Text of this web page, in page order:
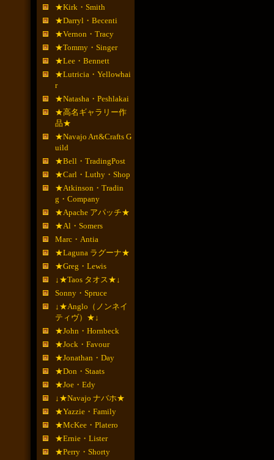
★Kirk・Smith
★Darryl・Becenti
★Vernon・Tracy
★Tommy・Singer
★Lee・Bennett
★Lutricia・Yellowhai
r
★Natasha・Peshlakai
★高名ギャラリー作
品★
★Navajo Art&Crafts G
uild
★Bell・TradingPost
★Carl・Luthy・Shop
★Atkinson・Tradin
g・Company
★Apache アパッチ★
★Al・Somers
Marc・Antia
★Laguna ラグーナ★
★Greg・Lewis
↓★Taos タオス★↓
Sonny・Spruce
↓★Anglo（ノンネイ
ティヴ）★↓
★John・Hornbeck
★Jock・Favour
★Jonathan・Day
★Don・Staats
★Joe・Edy
↓★Navajo ナバホ★
★Yazzie・Family
★McKee・Platero
★Ernie・Lister
★Perry・Shorty